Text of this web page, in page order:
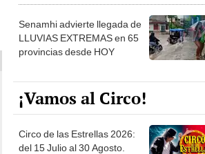
Senamhi advierte llegada de
LLUVIAS EXTREMAS en 65
provincias desde HOY
¡Vamos al Circo!
Circo de las Estrellas 2026:
del 15 Julio al 30 Agosto.